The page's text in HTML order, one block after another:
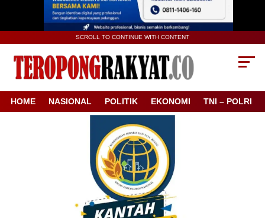
SCROLL TO CONTINUE WITH CONTENT
HOME NASIONAL POLITIK EKONOMI TNI – POLRI